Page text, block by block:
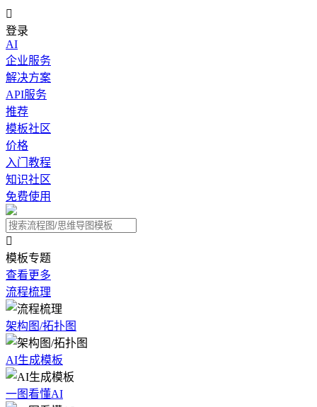

登录
AI
企业服务
解决方案
API服务
推荐
模板社区
价格
入门教程
知识社区
免费使用

模板专题
查看更多
流程梳理
架构图/拓扑图
AI生成模板
一图看懂AI